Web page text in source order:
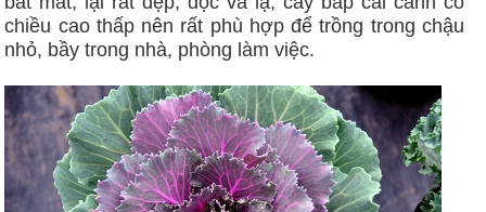
chiều cao thấp nên rất phù hợp để trồng trong chậu
nhỏ, bầy trong nhà, phòng làm việc.